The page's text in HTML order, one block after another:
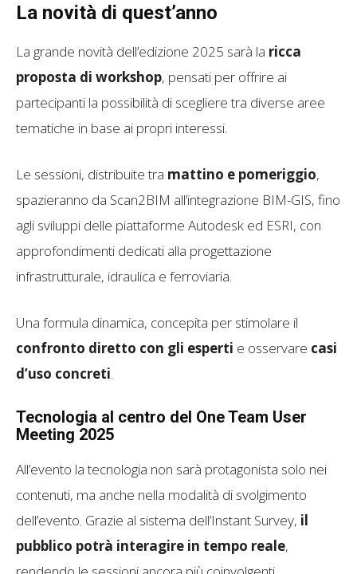
La novità di quest’anno
La grande novità dell’edizione 2025 sarà la ricca
proposta di workshop, pensati per offrire ai
partecipanti la possibilità di scegliere tra diverse aree
tematiche in base ai propri interessi.
Le sessioni, distribuite tra mattino e pomeriggio,
spazieranno da Scan2BIM all’integrazione BIM-GIS, fino
agli sviluppi delle piattaforme Autodesk ed ESRI, con
approfondimenti dedicati alla progettazione
infrastrutturale, idraulica e ferroviaria.
Una formula dinamica, concepita per stimolare il
confronto diretto con gli esperti e osservare casi
d’uso concreti.
Tecnologia al centro del One Team User
Meeting 2025
All’evento la tecnologia non sarà protagonista solo nei
contenuti, ma anche nella modalità di svolgimento
dell’evento. Grazie al sistema dell’Instant Survey, il
pubblico potrà interagire in tempo reale,